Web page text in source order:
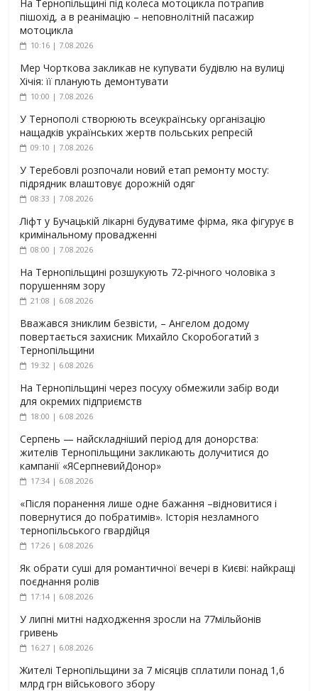
На Тернопільщині під колеса мотоцикла потрапив
пішохід, а в реанімацію – неповнолітній пасажир
мотоцикла
10:16 | 7.08.2026
Мер Чорткова закликав не купувати будівлю на вулиці
Хічія: її планують демонтувати
10:00 | 7.08.2026
У Тернополі створюють всеукраїнську організацію
нащадків українських жертв польських репресій
09:10 | 7.08.2026
У Теребовлі розпочали новий етап ремонту мосту:
підрядник влаштовує дорожній одяг
08:33 | 7.08.2026
Ліфт у Бучацькій лікарні будуватиме фірма, яка фігурує в
кримінальному провадженні
08:00 | 7.08.2026
На Тернопільщині розшукують 72-річного чоловіка з
порушенням зору
21:08 | 6.08.2026
Вважався зниклим безвісти, – Ангелом додому
повертається захисник Михайло Скоробогатий з
Тернопільщини
19:32 | 6.08.2026
На Тернопільщині через посуху обмежили забір води
для окремих підприємств
18:00 | 6.08.2026
Серпень — найскладніший період для донорства:
жителів Тернопільщини закликають долучитися до
кампанії «ЯСерпневийДонор»
17:34 | 6.08.2026
«Після поранення лише одне бажання –відновитися і
повернутися до побратимів». Історія незламного
тернопільського гвардійця
17:26 | 6.08.2026
Як обрати суші для романтичної вечері в Києві: найкращі
поєднання ролів
17:14 | 6.08.2026
У липні митні надходження зросли на 77мільйонів
гривень
16:27 | 6.08.2026
Жителі Тернопільщини за 7 місяців сплатили понад 1,6
млрд грн військового збору